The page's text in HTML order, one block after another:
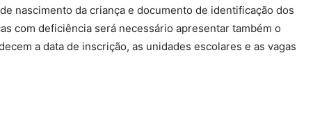
nascimento da criança e documento de identificação dos
com deficiência será necessário apresentar também o
a data de inscrição, as unidades escolares e as vagas